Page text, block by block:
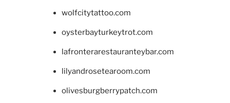
wolfcitytattoo.com
oysterbayturkeytrot.com
lafronterarestauranteybar.com
lilyandrosetearoom.com
olivesburgberrypatch.com